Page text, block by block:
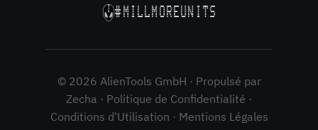
#MILLMOREUNITS
© 2026 AlienTools GmbH · Propulsé par
Zecha · Politique de Confidentialité ·
Conditions d'Utilisation · Mentions Légales